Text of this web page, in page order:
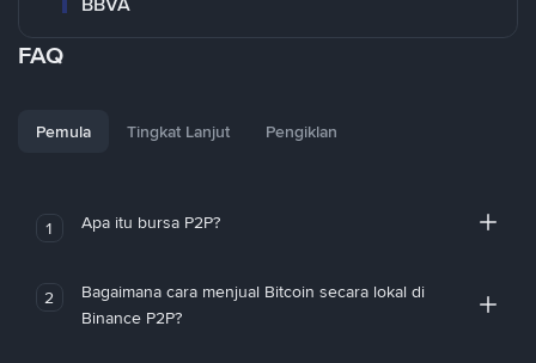
FAQ
Pemula Tingkat Lanjut Pengiklan
1 Apa itu bursa P2P?
2
Bagaimana cara menjual Bitcoin secara lokal di
Binance P2P?